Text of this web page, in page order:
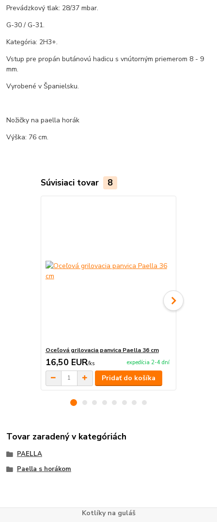
Prevádzkový tlak: 28/37 mbar.
G-30 / G-31.
Kategória: 2H3+.
Vstup pre propán butánovú hadicu s vnútorným priemerom 8 - 9
mm.
Vyrobené v Španielsku.
Nožičky na paella horák
Výška: 76 cm.
Súvisiaci tovar 8
Oceľová grilovacia panvica Paella 36 cm
16,50 EUR/ks expedícia 2-4 dní
Pridať do košíka
Tovar zaradený v kategóriách
PAELLA
Paella s horákom
Kotlíky na guláš